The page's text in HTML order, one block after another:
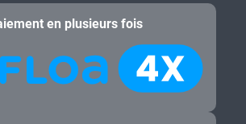
en plusieurs fois